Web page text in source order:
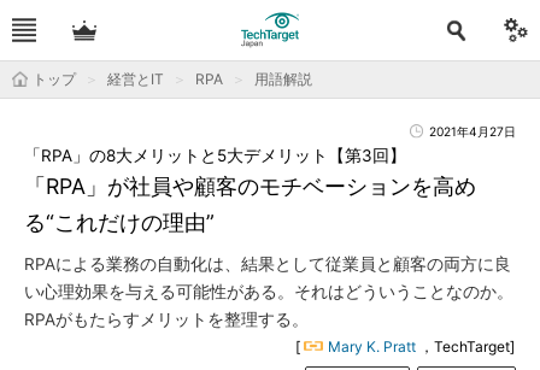
トップ 経営とIT RPA 用語解説
2021年4月27日
「RPA」が社員や顧客のモチベーションを高め
る“これだけの理由”
「RPA」の8大メリットと5大デメリット【第3回】
RPAによる業務の自動化は、結果として従業員と顧客の両方に良
い心理効果を与える可能性がある。それはどういうことなのか。
RPAがもたらすメリットを整理する。
[ Mary K. Pratt ，TechTarget]